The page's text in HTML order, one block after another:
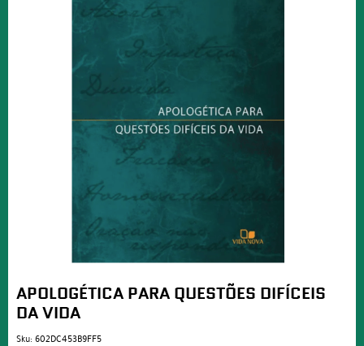
APOLOGÉTICA PARA QUESTÕES DIFÍCEIS
DA VIDA
Sku: 602DC453B9FF5